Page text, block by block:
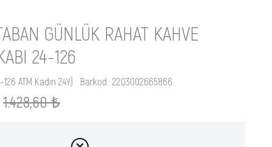
GÜNLÜK RAHAT KAHVE
24-126
ATM Kadın 24Y) Barkod : 2203002665866
1.428,60 ₺